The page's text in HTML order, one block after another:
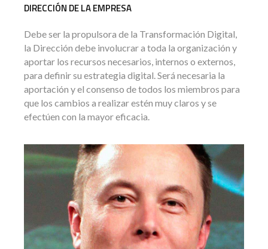
DIRECCIÓN DE LA EMPRESA
Debe ser la propulsora de la Transformación Digital,
la Dirección debe involucrar a toda la organización y
aportar los recursos necesarios, internos o externos,
para definir su estrategia digital. Será necesaria la
aportación y el consenso de todos los miembros para
que los cambios a realizar estén muy claros y se
efectúen con la mayor eficacia.